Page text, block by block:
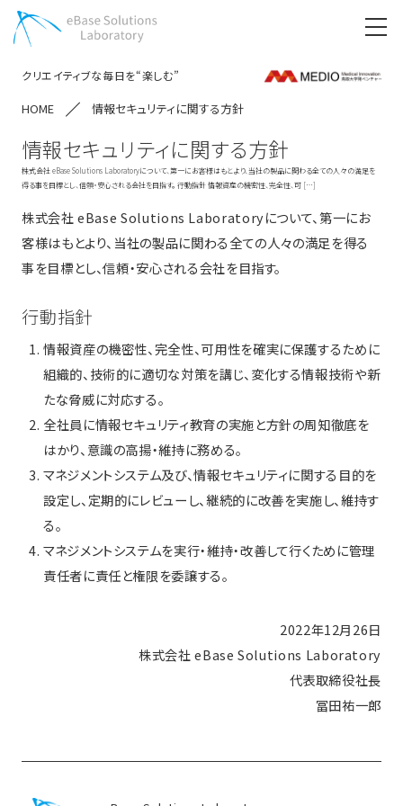
クリエイティブな毎日を“楽しむ”
HOME 情報セキュリティに関する方針
情報セキュリティに関する方針
株式会社 eBase Solutions Laboratoryについて、第一にお客様はもとより、当社の製品に関わる全ての人々の満足を
得る事を目標とし、信頼・安心される会社を目指す。 行動指針 情報資産の機密性、完全性、可 […]
株式会社 eBase Solutions Laboratoryについて、第一にお
客様はもとより、当社の製品に関わる全ての人々の満足を得る
事を目標とし、信頼・安心される会社を目指す。
行動指針
情報資産の機密性、完全性、可用性を確実に保護するために
組織的、技術的に適切な対策を講じ、変化する情報技術や新
たな脅威に対応する。
全社員に情報セキュリティ教育の実施と方針の周知徹底を
はかり、意識の高揚・維持に務める。
マネジメントシステム及び、情報セキュリティに関する目的を
設定し、定期的にレビューし、継続的に改善を実施し、維持す
る。
マネジメントシステムを実行・維持・改善して行くために管理
責任者に責任と権限を委譲する。
2022年12月26日
株式会社 eBase Solutions Laboratory
代表取締役社長
冨田祐一郎